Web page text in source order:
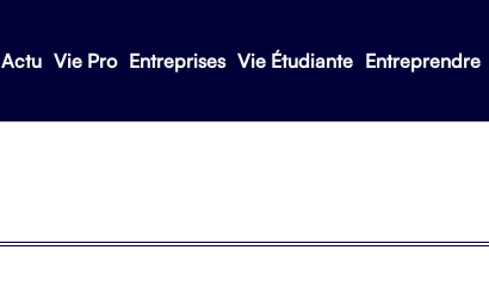
Actu Vie Pro Entreprises Vie Étudiante Entreprendre